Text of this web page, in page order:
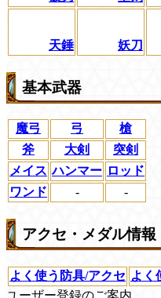
天錘 妖刀
基本武器
魔弓 弓
槍
斧
大剣
突剣
メイス ハンマー ロッド
ワンド
- -
アクセ・メダル情報
よく使う防具/アクセ よく
ユーザー登録のご案内